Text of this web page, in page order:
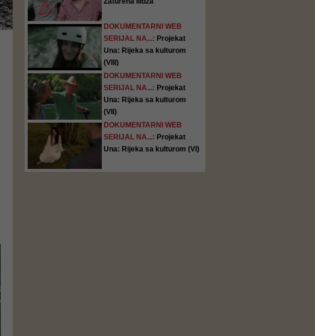
DOKUMENTARNI WEB
SERIJAL NA...: Projekat
Una: Rijeka sa kulturom
(VIII)
DOKUMENTARNI WEB
SERIJAL NA...: Projekat
Una: Rijeka sa kulturom
(VII)
DOKUMENTARNI WEB
SERIJAL NA...: Projekat
Una: Rijeka sa kulturom (VI)